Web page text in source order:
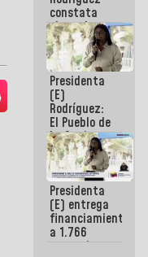
constata
obras de
rehabilitación
de Escuela
Militar de
Mamo en La
Guaira
Presidenta
(E)
Rodríguez:
El Pueblo de
La Guaira
siempre
estará
acompañada
por el
Gobierno
Nacional
Presidenta
(E) entrega
financiamientos
a 1.766
comerciantes